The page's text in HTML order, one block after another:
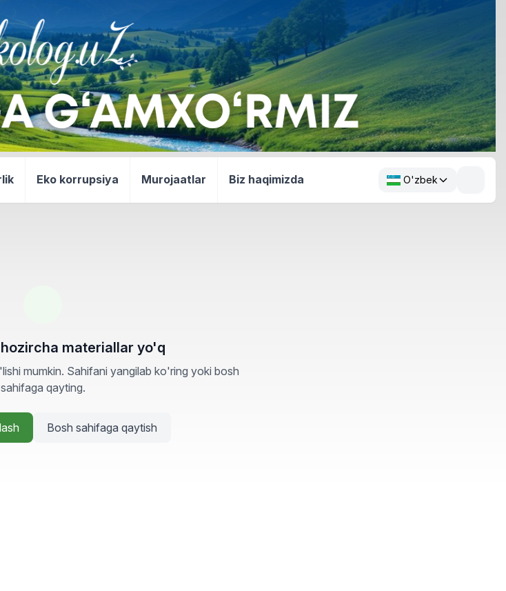
Eko korrupsiya Murojaatlar Biz haqimizda O'zbek
materiallar yo'q
mumkin. Sahifani yangilab ko'ring yoki bosh
sahifaga qayting.
Bosh sahifaga qaytish